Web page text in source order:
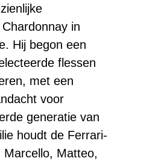
in
Hij begon een
flessen
met een
voor
generatie van
houdt de Ferrari-
Matteo,